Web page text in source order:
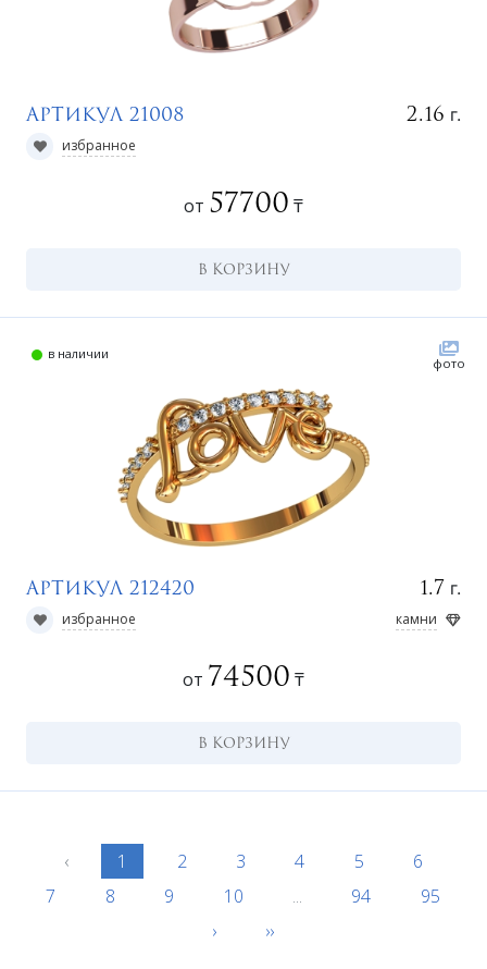
Артикул 21008 2.16 г.
избранное
от 57700 ₸
В КОРЗИНУ
в наличии
фото
Артикул 212420 1.7 г.
избранное камни
от 74500 ₸
В КОРЗИНУ
‹ 1 2 3 4 5
6
7
8 9 10 ... 94
95
›
››